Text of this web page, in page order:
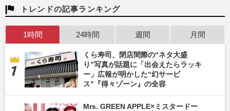
トレンドの記事ランキング
1時間 24時間 週間 月間
くら寿司、閉店間際の“ネタ大盛
り”写真が話題に「出会えたらラッキ
ー」広報が明かした“幻サービ
ス”『得々ゾーン』の全容
Mrs. GREEN APPLE×ミスタードー